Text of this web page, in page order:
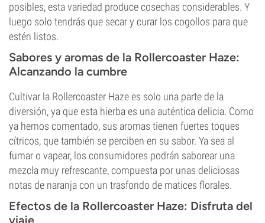
posibles, esta variedad produce cosechas considerables. Y
luego solo tendrás que secar y curar los cogollos para que
estén listos.
Sabores y aromas de la Rollercoaster Haze:
Alcanzando la cumbre
Cultivar la Rollercoaster Haze es solo una parte de la
diversión, ya que esta hierba es una auténtica delicia. Como
ya hemos comentado, sus aromas tienen fuertes toques
cítricos, que también se perciben en su sabor. Ya sea al
fumar o vapear, los consumidores podrán saborear una
mezcla muy refrescante, compuesta por unas deliciosas
notas de naranja con un trasfondo de matices florales.
Efectos de la Rollercoaster Haze: Disfruta del
viaje